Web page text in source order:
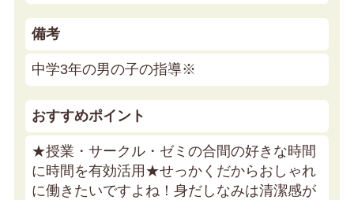
備考
中学3年の男の子の指導※
おすすめポイント
★授業・サークル・ゼミの合間の好きな時間
に時間を有効活用★せっかくだからおしゃれ
に働きたいですよね！身だしなみは清潔感が